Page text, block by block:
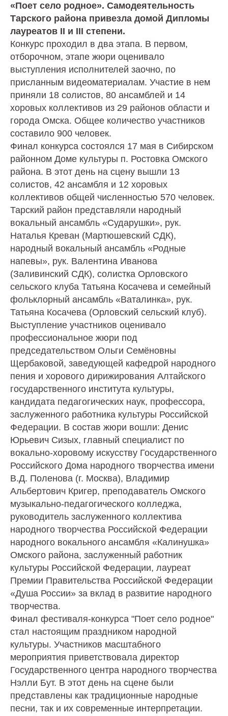
«Поет село родное». Самодеятельность
Тарского района привезла домой Дипломы
лауреатов II и III степени.
Конкурс проходил в два этапа. В первом,
отборочном, этапе жюри оценивало
выступления исполнителей заочно, по
присланным видеоматериалам. Участие в нем
приняли 18 солистов, 80 ансамблей и 14
хоровых коллективов из 29 районов области и
города Омска. Общее количество участников
составило 900 человек.
Финал конкурса состоялся 17 мая в Сибирском
районном Доме культуры п. Ростовка Омского
района. В этот день на сцену вышли 13
солистов, 42 ансамбля и 12 хоровых
коллективов общей численностью 570 человек.
Тарский район представляли народный
вокальный ансамбль «Сударушки», рук.
Наталья Креван (Мартюшевский СДК),
народный вокальный ансамбль «Родные
напевы», рук. Валентина Иванова
(Заливинский СДК), солистка Орловского
сельского клуба Татьяна Косачева и семейный
фольклорный ансамбль «Ваталинка», рук.
Татьяна Косачева (Орловский сельский клуб).
Выступление участников оценивало
профессиональное жюри под
председательством Ольги Семёновны
Щербаковой, заведующей кафедрой народного
пения и хорового дирижирования Алтайского
государственного института культуры,
кандидата педагогических наук, профессора,
заслуженного работника культуры Российской
Федерации. В состав жюри вошли: Денис
Юрьевич Сизых, главный специалист по
вокально-хоровому искусству Государственного
Российского Дома народного творчества имени
В.Д. Поленова (г. Москва), Владимир
Альбертович Кригер, преподаватель Омского
музыкально-педагогического колледжа,
руководитель заслуженного коллектива
народного творчества Российской Федерации
народного вокального ансамбля «Калинушка»
Омского района, заслуженный работник
культуры Российской Федерации, лауреат
Премии Правительства Российской Федерации
«Душа России» за вклад в развитие народного
творчества.
Финал фестиваля-конкурса "Поет село родное"
стал настоящим праздником народной
культуры. Участников масштабного
мероприятия приветствовала директор
Государственного центра народного творчества
Нэлли Бут. В этот день на сцене были
представлены как традиционные народные
песни, так и их современные интерпретации.